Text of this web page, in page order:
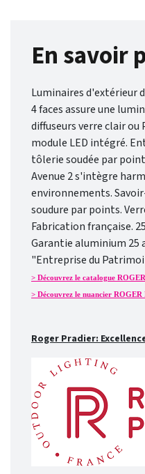
En savoir
Luminaires d'extérieur
4 faces assure une
diffuseurs verre clair
module LED intégré.
tôlerie soudée par
Avenue 2 s'intègre
environnements.
soudure par points.
Fabrication française.
Garantie aluminium 25
"Entreprise du
> Découvrez le catalogue
> Découvrez le nuancier
Roger Pradier: